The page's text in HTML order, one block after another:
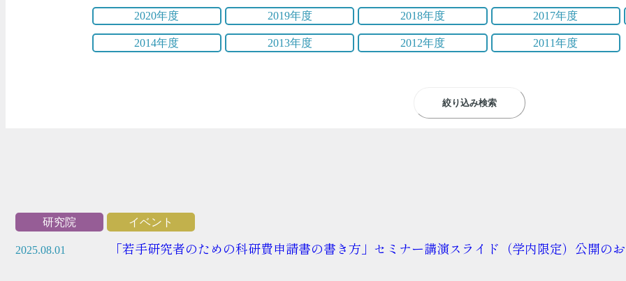
2020年度 2019年度 2018年度 2017年度
2014年度 2013年度 2012年度 2011年度
絞り込み検索
研究院 イベント
2025.08.01 「若手研究者のための科研費申請書の書き方」セミナー講演スライド（学内限定）公開の